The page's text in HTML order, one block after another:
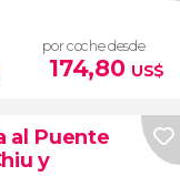
por coche desde
174,80 US$
al Puente
y